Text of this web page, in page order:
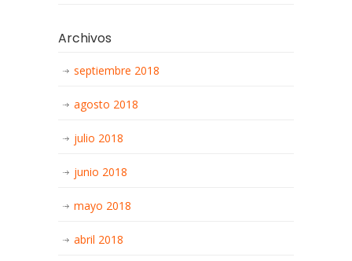
Archivos
septiembre 2018
agosto 2018
julio 2018
junio 2018
mayo 2018
abril 2018